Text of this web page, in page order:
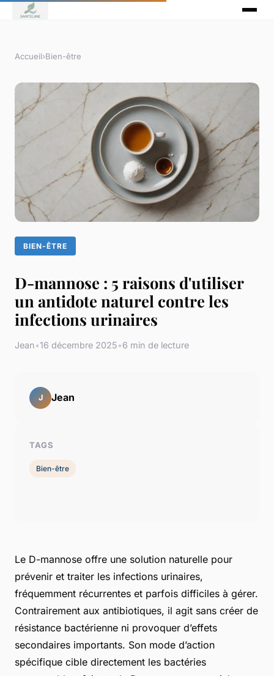
Accueil›Bien-être
BIEN-ÊTRE
D-mannose : 5 raisons d'utiliser
un antidote naturel contre les
infections urinaires
Jean•16 décembre 2025•6 min de lecture
Le D-mannose offre une solution naturelle pour
prévenir et traiter les infections urinaires,
fréquemment récurrentes et parfois difficiles à gérer.
Contrairement aux antibiotiques, il agit sans créer de
résistance bactérienne ni provoquer d’effets
secondaires importants. Son mode d’action
spécifique cible directement les bactéries
J Jean
TAGS
Bien-être